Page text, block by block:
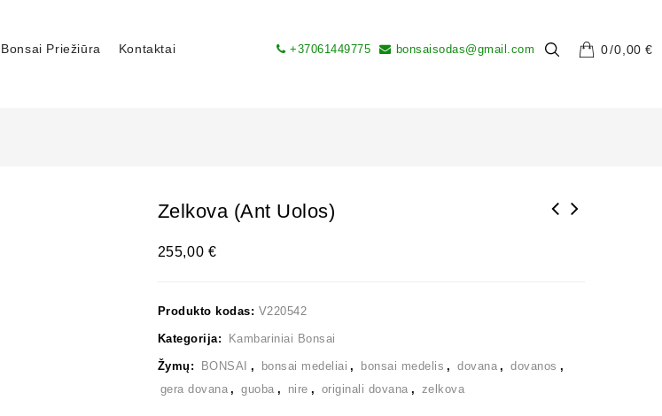
Bonsai Priežiūra Kontaktai 0 0,00€
+37061449775 bonsaisodas@gmail.com
Zelkova (ant Uolos)
255,00 €
Produkto kodas: V220542
Kategorija: Kambariniai Bonsai
Žymų: BONSAI , bonsai medeliai , bonsai medelis , dovana , dovanos ,
gera dovana , guoba , nire , originali dovana , zelkova